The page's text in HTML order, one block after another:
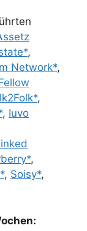
,
Network*,
,
, Iuvo
,
, Soisy*,